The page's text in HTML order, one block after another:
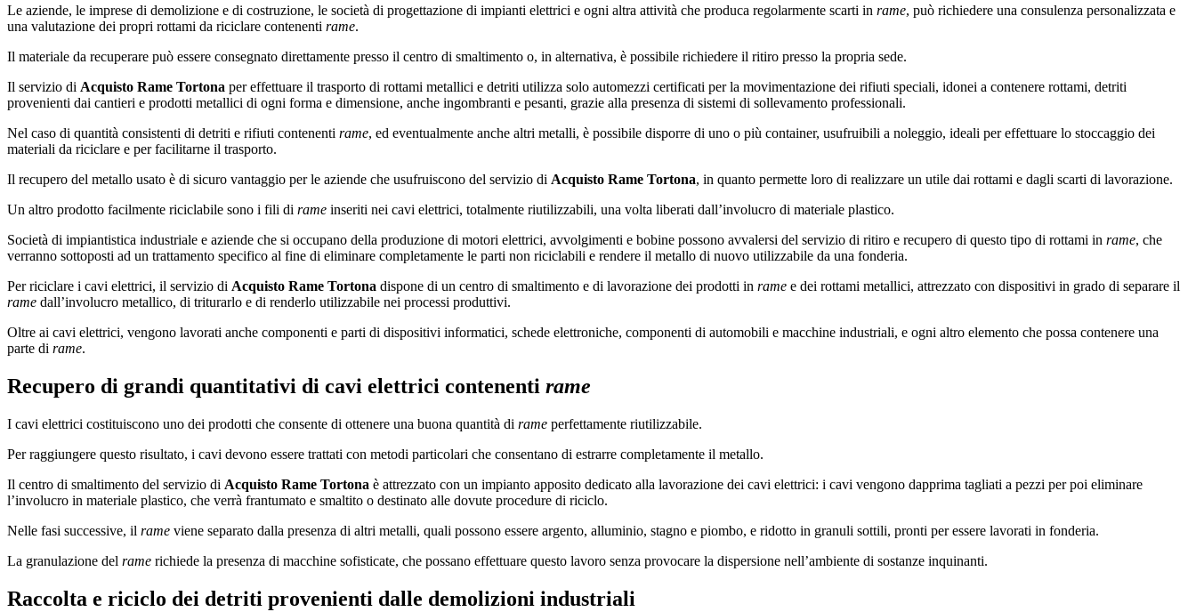
Le aziende, le imprese di demolizione e di costruzione, le società di progettazione di impianti elettrici e ogni altra attività che produca regolarmente scarti in rame, può richiedere una consulenza personalizzata e
una valutazione dei propri rottami da riciclare contenenti rame.
Il materiale da recuperare può essere consegnato direttamente presso il centro di smaltimento o, in alternativa, è possibile richiedere il ritiro presso la propria sede.
Il servizio di Acquisto Rame Tortona per effettuare il trasporto di rottami metallici e detriti utilizza solo automezzi certificati per la movimentazione dei rifiuti speciali, idonei a contenere rottami, detriti
provenienti dai cantieri e prodotti metallici di ogni forma e dimensione, anche ingombranti e pesanti, grazie alla presenza di sistemi di sollevamento professionali.
Nel caso di quantità consistenti di detriti e rifiuti contenenti rame, ed eventualmente anche altri metalli, è possibile disporre di uno o più container, usufruibili a noleggio, ideali per effettuare lo stoccaggio dei
materiali da riciclare e per facilitarne il trasporto.
Il recupero del metallo usato è di sicuro vantaggio per le aziende che usufruiscono del servizio di Acquisto Rame Tortona, in quanto permette loro di realizzare un utile dai rottami e dagli scarti di lavorazione.
Un altro prodotto facilmente riciclabile sono i fili di rame inseriti nei cavi elettrici, totalmente riutilizzabili, una volta liberati dall’involucro di materiale plastico.
Società di impiantistica industriale e aziende che si occupano della produzione di motori elettrici, avvolgimenti e bobine possono avvalersi del servizio di ritiro e recupero di questo tipo di rottami in rame, che
verranno sottoposti ad un trattamento specifico al fine di eliminare completamente le parti non riciclabili e rendere il metallo di nuovo utilizzabile da una fonderia.
Per riciclare i cavi elettrici, il servizio di Acquisto Rame Tortona dispone di un centro di smaltimento e di lavorazione dei prodotti in rame e dei rottami metallici, attrezzato con dispositivi in grado di separare il
rame dall’involucro metallico, di triturarlo e di renderlo utilizzabile nei processi produttivi.
Oltre ai cavi elettrici, vengono lavorati anche componenti e parti di dispositivi informatici, schede elettroniche, componenti di automobili e macchine industriali, e ogni altro elemento che possa contenere una
parte di rame.
Recupero di grandi quantitativi di cavi elettrici contenenti rame
I cavi elettrici costituiscono uno dei prodotti che consente di ottenere una buona quantità di rame perfettamente riutilizzabile.
Per raggiungere questo risultato, i cavi devono essere trattati con metodi particolari che consentano di estrarre completamente il metallo.
Il centro di smaltimento del servizio di Acquisto Rame Tortona è attrezzato con un impianto apposito dedicato alla lavorazione dei cavi elettrici: i cavi vengono dapprima tagliati a pezzi per poi eliminare
l’involucro in materiale plastico, che verrà frantumato e smaltito o destinato alle dovute procedure di riciclo.
Nelle fasi successive, il rame viene separato dalla presenza di altri metalli, quali possono essere argento, alluminio, stagno e piombo, e ridotto in granuli sottili, pronti per essere lavorati in fonderia.
La granulazione del rame richiede la presenza di macchine sofisticate, che possano effettuare questo lavoro senza provocare la dispersione nell’ambiente di sostanze inquinanti.
Raccolta e riciclo dei detriti provenienti dalle demolizioni industriali